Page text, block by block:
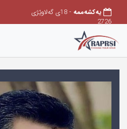
یەکشەممە
- 18ی گەلاوێژی
2726